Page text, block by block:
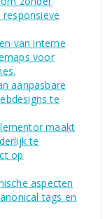
van interne
voor
aanpasbare
te
maakt
te
op
aspecten
tags en